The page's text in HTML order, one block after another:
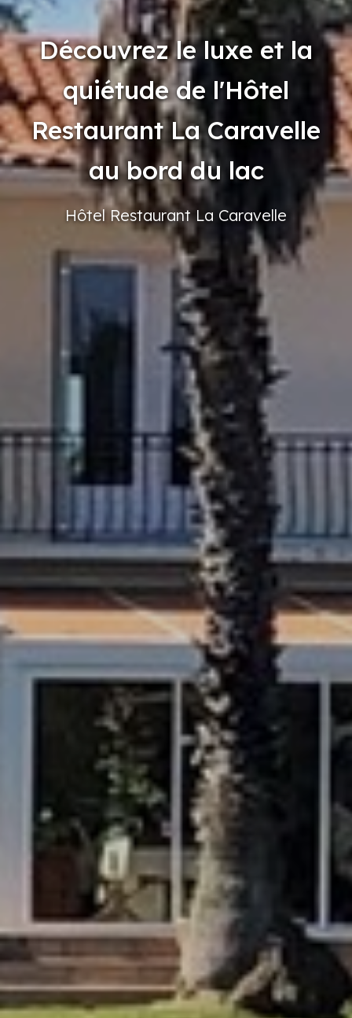
Découvrez le luxe et la
quiétude de l'Hôtel
Restaurant La Caravelle
au bord du lac
Hôtel Restaurant La Caravelle